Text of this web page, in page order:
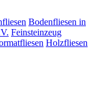
Bodenfliesen in
Feinsteinzeug
Holzfliesen